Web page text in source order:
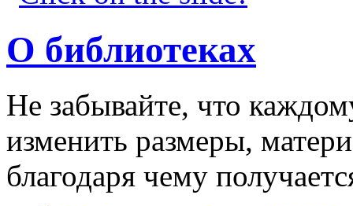
О библиотеках
Не забывайте, что
изменить размеры,
благодаря чему